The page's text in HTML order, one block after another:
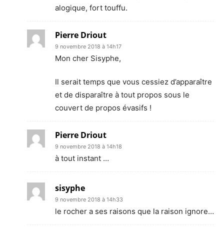
alogique, fort touffu.
Pierre Driout
9 novembre 2018 à 14h17
Mon cher Sisyphe,
Il serait temps que vous cessiez d’apparaître
et de disparaître à tout propos sous le
couvert de propos évasifs !
Pierre Driout
9 novembre 2018 à 14h18
à tout instant …
sisyphe
9 novembre 2018 à 14h33
le rocher a ses raisons que la raison ignore…